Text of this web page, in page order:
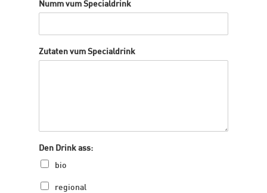
Numm vum Specialdrink
Zutaten vum Specialdrink
Den Drink ass:
bio
regional